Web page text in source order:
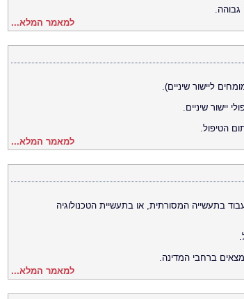
למאמר המלא...
ליישור שיניים).
יישור שיניים.
הטיפול.
למאמר המלא...
בתעשייה המסורתית, או בתעשיית הטכנולוגיה
ברחבי המדינה.
למאמר המלא...